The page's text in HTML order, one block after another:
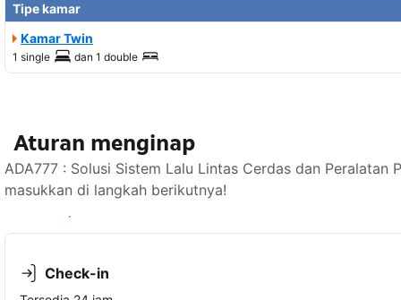
Tipe kamar
Kamar Twin
1 single dan 1 double
Aturan menginap
ADA777 : Solusi Sistem Lalu Lintas Cerdas dan
masukkan di langkah berikutnya!
Lihat ketersediaan
Check-in